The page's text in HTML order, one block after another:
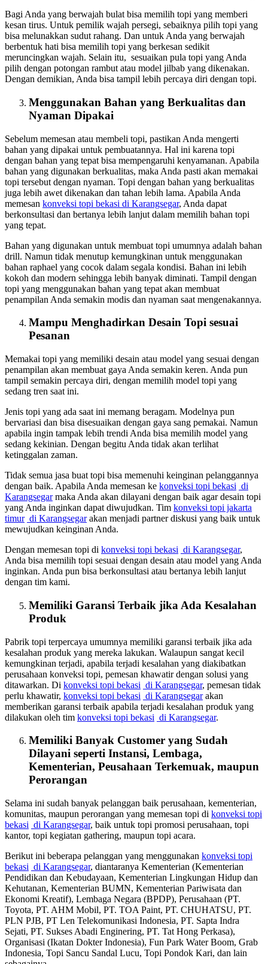
Bagi Anda yang berwajah bulat bisa memilih topi yang memberi
kesan tirus. Untuk pemilik wajah persegi, sebaiknya pilih topi yang
bisa melunakkan sudut rahang. Dan untuk Anda yang berwajah
berbentuk hati bisa memilih topi yang berkesan sedikit
meruncingkan wajah. Selain itu, sesuaikan pula topi yang Anda
pilih dengan potongan rambut atau model jilbab yang dikenakan.
Dengan demikian, Anda bisa tampil lebih percaya diri dengan topi.
Menggunakan Bahan yang Berkualitas dan
Nyaman Dipakai
Sebelum memesan atau membeli topi, pastikan Anda mengerti
bahan yang dipakai untuk pembuatannya. Hal ini karena topi
dengan bahan yang tepat bisa mempengaruhi kenyamanan. Apabila
bahan yang digunakan berkualitas, maka Anda pasti akan memakai
topi tersebut dengan nyaman. Topi dengan bahan yang berkualitas
juga lebih awet dikenakan dan tahan lebih lama. Apabila Anda
memesan konveksi topi bekasi di Karangsegar, Anda dapat
berkonsultasi dan bertanya lebih lanjut dalam memilih bahan topi
yang tepat.
Bahan yang digunakan untuk membuat topi umumnya adalah bahan
drill. Namun tidak menutup kemungkinan untuk menggunakan
bahan raphael yang cocok dalam segala kondisi. Bahan ini lebih
kokoh dan modern sehingga lebih banyak diminati. Tampil dengan
topi yang menggunakan bahan yang tepat akan membuat
penampilan Anda semakin modis dan nyaman saat mengenakannya.
Mampu Menghadirkan Desain Topi sesuai
Pesanan
Memakai topi yang memiliki desain atau model yang sesuai dengan
penampilan akan membuat gaya Anda semakin keren. Anda pun
tampil semakin percaya diri, dengan memilih model topi yang
sedang tren saat ini.
Jenis topi yang ada saat ini memang beragam. Modelnya pun
bervariasi dan bisa disesuaikan dengan gaya sang pemakai. Namun
apabila ingin tampak lebih trendi Anda bisa memilih model yang
sedang kekinian. Dengan begitu Anda tidak akan terlihat
ketinggalan zaman.
Tidak semua jasa buat topi bisa memenuhi keinginan pelanggannya
dengan baik. Apabila Anda memesan ke konveksi topi bekasi di
Karangsegarmaka Anda akan dilayani dengan baik agar desain topi
yang Anda inginkan dapat diwujudkan. Tim konveksi topi jakarta
timur di Karangsegarakan menjadi partner diskusi yang baik untuk
mewujudkan keinginan Anda.
Dengan memesan topi di konveksi topi bekasi di Karangsegar,
Anda bisa memilih topi sesuai dengan desain atau model yang Anda
inginkan. Anda pun bisa berkonsultasi atau bertanya lebih lanjut
dengan tim kami.
Memiliki Garansi Terbaik jika Ada Kesalahan
Produk
Pabrik topi terpercaya umumnya memiliki garansi terbaik jika ada
kesalahan produk yang mereka lakukan. Walaupun sangat kecil
kemungkinan terjadi, apabila terjadi kesalahan yang diakibatkan
perusahaan konveksi topi, pemesan khawatir dengan solusi yang
ditawarkan. Di konveksi topi bekasi di Karangsegar, pemesan tidak
perlu khawatir, konveksi topi bekasi di Karangsegarakan
memberikan garansi terbaik apabila terjadi kesalahan produk yang
dilakukan oleh tim konveksi topi bekasi di Karangsegar.
Memiliki Banyak Customer yang Sudah
Dilayani seperti Instansi, Lembaga,
Kementerian, Peusahaan Terkemuak, maupun
Perorangan
Selama ini sudah banyak pelanggan baik perusahaan, kementerian,
komunitas, maupun perorangan yang memesan topi di konveksi topi
bekasi di Karangsegar, baik untuk topi promosi perusahaan, topi
kantor, topi kegiatan gathering, maupun topi acara.
Berikut ini beberapa pelanggan yang menggunakan konveksi topi
bekasi di Karangsegar, diantaranya Kementerian (Kementerian
Pendidikan dan Kebudayaan, Kementerian Lingkungan Hidup dan
Kehutanan, Kementerian BUMN, Kementerian Pariwisata dan
Ekonomi Kreatif), Lembaga Negara (BPDP), Perusahaan (PT.
Toyota, PT. AHM Mobil, PT. TOA Paint, PT. CHUHATSU, PT.
PLN PJB, PT Len Telekomunikasi Indonesia, PT. Sapta Indra
Sejati, PT. Sukses Abadi Enginering, PT. Tat Hong Perkasa),
Organisasi (Ikatan Dokter Indonesia), Fun Park Water Boom, Grab
Indonesia, Topi Sancu Sandal Lucu, Topi Pondok Kari, dan lain